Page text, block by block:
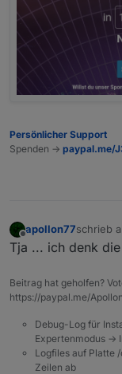
Persönlicher Support
Spenden -> paypal.me/
Offline
apollon77schrieb
zuletzt
Tja ... ich denk
Beitrag hat geholfen?
https://paypal.me/
Debug-Log für
Expertenmodus ->
Logfiles auf Platte
Zeilen ab